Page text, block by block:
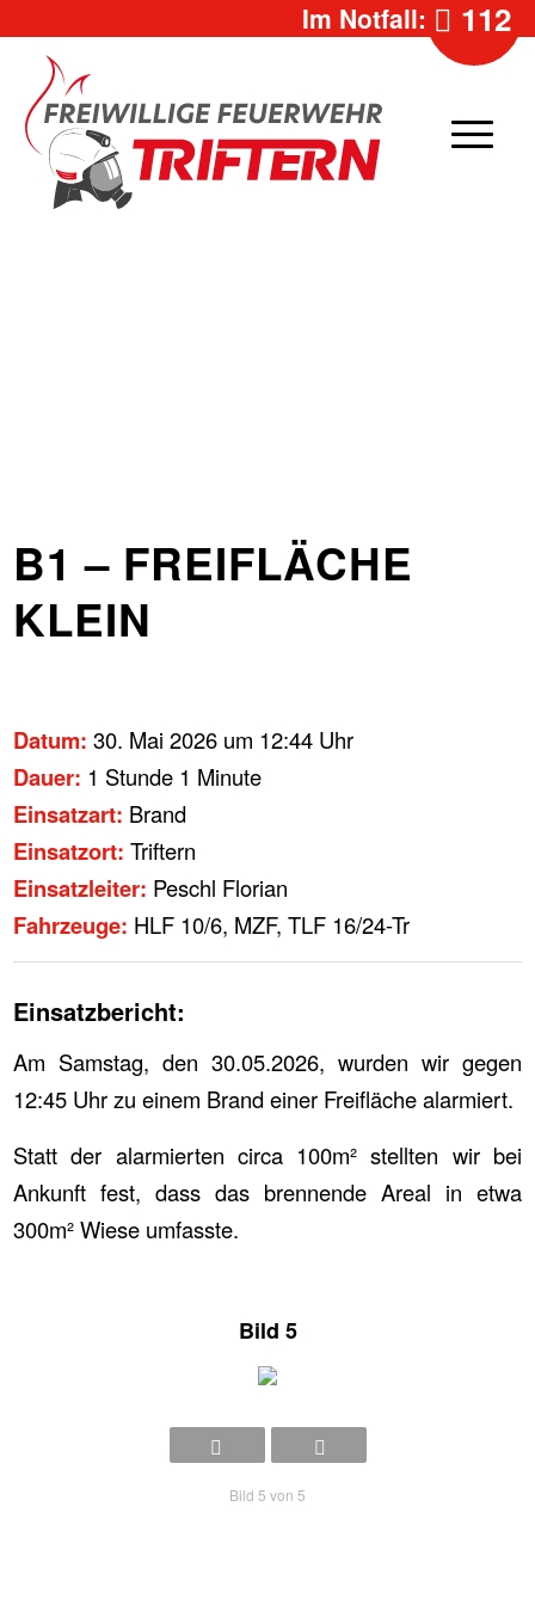
Im Notfall: 112
B1 – FREIFLÄCHE
KLEIN
Datum: 30. Mai 2026 um 12:44 Uhr
Dauer: 1 Stunde 1 Minute
Einsatzart: Brand
Einsatzort: Triftern
Einsatzleiter: Peschl Florian
Fahrzeuge: HLF 10/6, MZF, TLF 16/24-Tr
Einsatzbericht:
Am Samstag, den 30.05.2026, wurden wir gegen
12:45 Uhr zu einem Brand einer Freifläche alarmiert.
Statt der alarmierten circa 100m² stellten wir bei
Ankunft fest, dass das brennende Areal in etwa
300m² Wiese umfasste.
Bild 5
Bild 5 von 5